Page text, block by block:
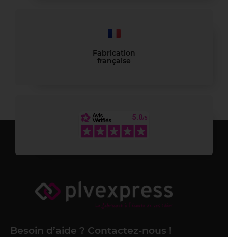
Fabrication
française
Besoin d’aide ? Contactez-nous !